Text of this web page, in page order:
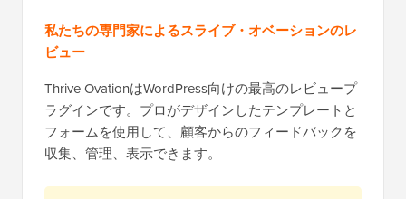
私たちの専門家によるスライブ・オベーションのレ
ビュー
Thrive OvationはWordPress向けの最高のレビュープ
ラグインです。プロがデザインしたテンプレートと
フォームを使用して、顧客からのフィードバックを
収集、管理、表示できます。